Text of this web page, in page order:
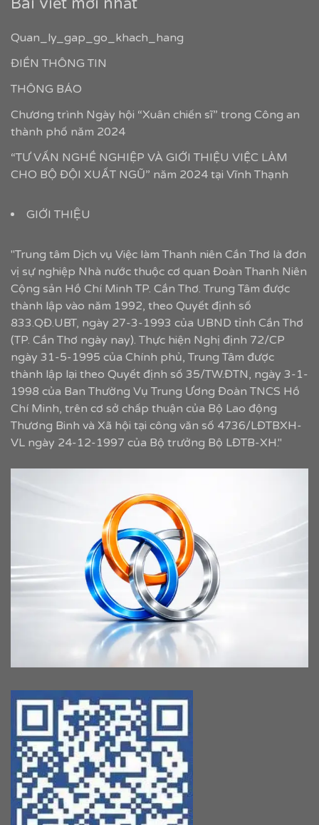
Quan_ly_gap_go_khach_hang
ĐIỀN THÔNG TIN
THÔNG BÁO
Chương trình Ngày hội “Xuân chiến sĩ” trong Công an
thành phố năm 2024
“TƯ VẤN NGHỀ NGHIỆP VÀ GIỚI THIỆU VIỆC LÀM
CHO BỘ ĐỘI XUẤT NGŨ” năm 2024 tại Vĩnh Thạnh
GIỚI THIỆU
"Trung tâm Dịch vụ Việc làm Thanh niên Cần Thơ là đơn
vị sự nghiệp Nhà nước thuộc cơ quan Đoàn Thanh Niên
Cộng sản Hồ Chí Minh TP. Cần Thơ. Trung Tâm được
thành lập vào năm 1992, theo Quyết định số
833.QĐ.UBT, ngày 27-3-1993 của UBND tỉnh Cần Thơ
(TP. Cần Thơ ngày nay). Thực hiện Nghị định 72/CP
ngày 31-5-1995 của Chính phủ, Trung Tâm được
thành lập lại theo Quyết định số 35/TW.ĐTN, ngày 3-1-
1998 của Ban Thường Vụ Trung Ương Đoàn TNCS Hồ
Chí Minh, trên cơ sở chấp thuận của Bộ Lao động
Thương Binh và Xã hội tại công văn số 4736/LĐTBXH-
VL ngày 24-12-1997 của Bộ trưởng Bộ LĐTB-XH."